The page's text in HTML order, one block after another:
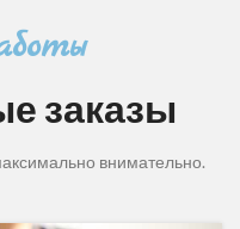
заказы
внимательно.